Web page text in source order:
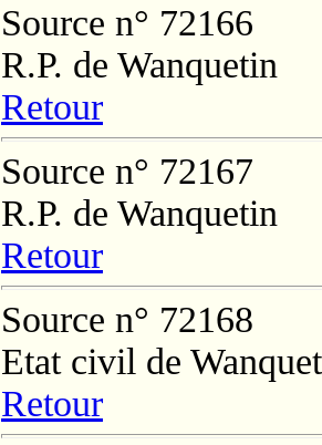
Source n° 72166
R.P. de Wanquetin
Retour
Source n° 72167
R.P. de Wanquetin
Retour
Source n° 72168
Etat civil de
Retour